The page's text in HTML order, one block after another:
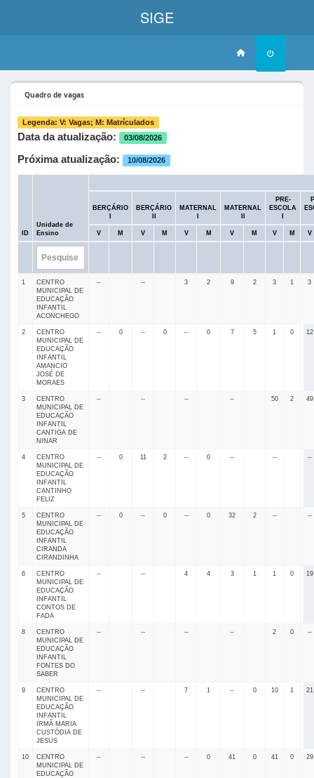
SIGE
Quadro de vagas
Legenda: V: Vagas; M: Matrículados
Data da atualização: 03/08/2026
Próxima atualização: 10/08/2026
ID
Unidade de
Ensino
BERÇÁRIO
BERÇÁRIO
MATERNAL
MATERNAL
PRE-
ESCOLA
V M V M V M V M V M V
1
CENTRO
MUNICIPAL DE
EDUCAÇÃO
INFANTIL
ACONCHEGO
-- -- 3 2 9 2 3 1 3
2
CENTRO
MUNICIPAL DE
EDUCAÇÃO
INFANTIL
AMANCIO
JOSÉ DE
MORAES
-- 0 -- 0 -- 0 7 5 1 0 12
3
CENTRO
MUNICIPAL DE
EDUCAÇÃO
INFANTIL
CANTIGA DE
NINAR
-- -- -- -- 50 2 49
4
CENTRO
MUNICIPAL DE
EDUCAÇÃO
INFANTIL
CANTINHO
FELIZ
-- 0 11 2 -- 0 -- -- --
5
CENTRO
MUNICIPAL DE
EDUCAÇÃO
INFANTIL
CIRANDA
CIRANDINHA
-- 0 -- 0 -- 0 32 2 -- --
6
CENTRO
MUNICIPAL DE
EDUCAÇÃO
INFANTIL
CONTOS DE
FADA
-- -- 4 4 3 1 1 0 19
8
CENTRO
MUNICIPAL DE
EDUCAÇÃO
INFANTIL
FONTES DO
SABER
-- -- -- -- 2 0 --
9
CENTRO
MUNICIPAL DE
EDUCAÇÃO
INFANTIL
IRMÃ MARIA
CUSTÓDIA DE
JESUS
-- -- 7 1 -- 0 10 1 21
10
CENTRO
MUNICIPAL DE
EDUCAÇÃO
-- -- -- 0 41 0 41 0 29